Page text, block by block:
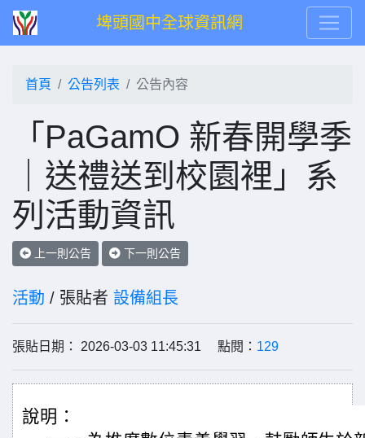
埤頭國中全球資訊網
首頁 公告列表 公告內容
「PaGamO 新春開學季
｜送禮送到校園裡」系
列活動資訊
上一則公告 下一則公告
活動 / 張貼者 設備組長
張貼日期： 2026-03-03 11:45:31 點閱： 129
說明：